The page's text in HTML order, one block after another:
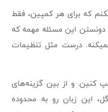
که برای هر کمپین، فقط
دونستن این مسئله مهمه که
درست مثل تنظیمات
کنین. و از بین گزینه‌های
این زبان رو به محدوده